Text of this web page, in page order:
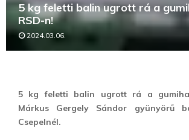
5 kg feletti balin ugrott rá a
RSD-n!
2024.03.06.
5 kg feletti balin ugrott rá a
Márkus Gergely Sándor gyünyörű
Csepelnél.